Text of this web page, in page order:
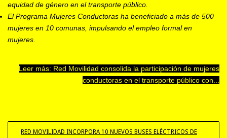
equidad de género en el transporte público.
El Programa Mujeres Conductoras ha beneficiado a más de 500
mujeres en 10 comunas, impulsando el empleo formal en
mujeres.
Leer más: Red Movilidad consolida la participación de mujeres
conductoras en el transporte público con...
RED MOVILIDAD INCORPORA 10 NUEVOS BUSES ELÉCTRICOS DE